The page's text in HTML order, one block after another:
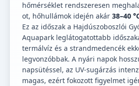
hőmérséklet rendszeresen
ot, hőhullámok idején akár 38–40
Ez az időszak a Hajdúszoboszlói
Aquapark leglátogatottabb
termálvíz és a strandmedencék
legvonzóbbak. A nyári napok
napsütéssel, az UV-sugárzás
magas, ezért fokozott figyelmet